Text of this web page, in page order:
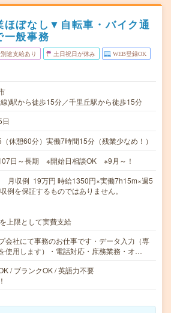
ほぼなし▼自転車・バイク通
一般事務
途支給あり 土日祝日が休み WEB登録OK
)駅から徒歩15分／千里丘駅から徒歩15分
休憩60分）実働7時間15分（残業少なめ！）
07日～長期 ※開始日相談OK ※9月～！
月収例 19万円 時給1350円×実働7h15m×週5
例を保証するものではありません。
上限として実費支給
会社にて事務のお仕事です・データ入力（専
使用します）・電話対応・庶務業務・オ…
/ ブランクOK / 英語力不要